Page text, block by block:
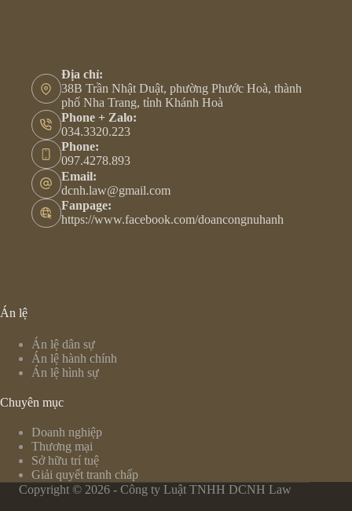
Địa chỉ:
38B Trần Nhật Duật, phường Phước Hoà, thành
phố Nha Trang, tỉnh Khánh Hoà
Phone + Zalo:
034.3320.223
Phone:
097.4278.893
Email:
dcnh.law@gmail.com
Fanpage:
https://www.facebook.com/doancongnuhanh
Án lệ
Án lệ dân sự
Án lệ hành chính
Án lệ hình sự
Chuyên mục
Doanh nghiệp
Thương mại
Sở hữu trí tuệ
Giải quyết tranh chấp
Copyright © 2026 - Công ty Luật TNHH DCNH Law